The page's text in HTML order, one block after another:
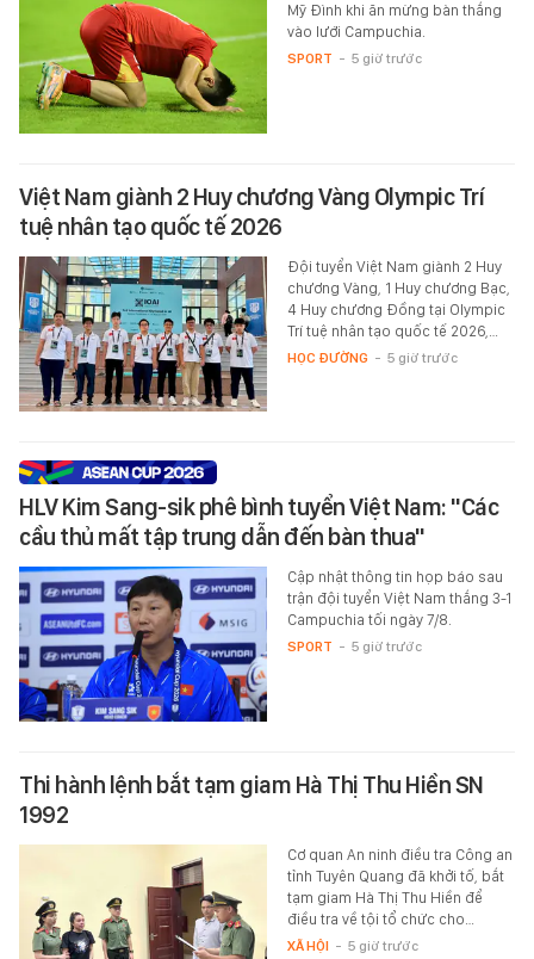
Mỹ Đình khi ăn mừng bàn thắng
vào lưới Campuchia.
SPORT - 5 giờ trước
Việt Nam giành 2 Huy chương Vàng Olympic Trí
tuệ nhân tạo quốc tế 2026
Đội tuyển Việt Nam giành 2 Huy
chương Vàng, 1 Huy chương Bạc,
4 Huy chương Đồng tại Olympic
Trí tuệ nhân tạo quốc tế 2026,…
HỌC ĐƯỜNG - 5 giờ trước
HLV Kim Sang-sik phê bình tuyển Việt Nam: "Các
cầu thủ mất tập trung dẫn đến bàn thua"
Cập nhật thông tin họp báo sau
trận đội tuyển Việt Nam thắng 3-1
Campuchia tối ngày 7/8.
SPORT - 5 giờ trước
Thi hành lệnh bắt tạm giam Hà Thị Thu Hiền SN
1992
Cơ quan An ninh điều tra Công an
tỉnh Tuyên Quang đã khởi tố, bắt
tạm giam Hà Thị Thu Hiền để
điều tra về tội tổ chức cho…
XÃ HỘI - 5 giờ trước